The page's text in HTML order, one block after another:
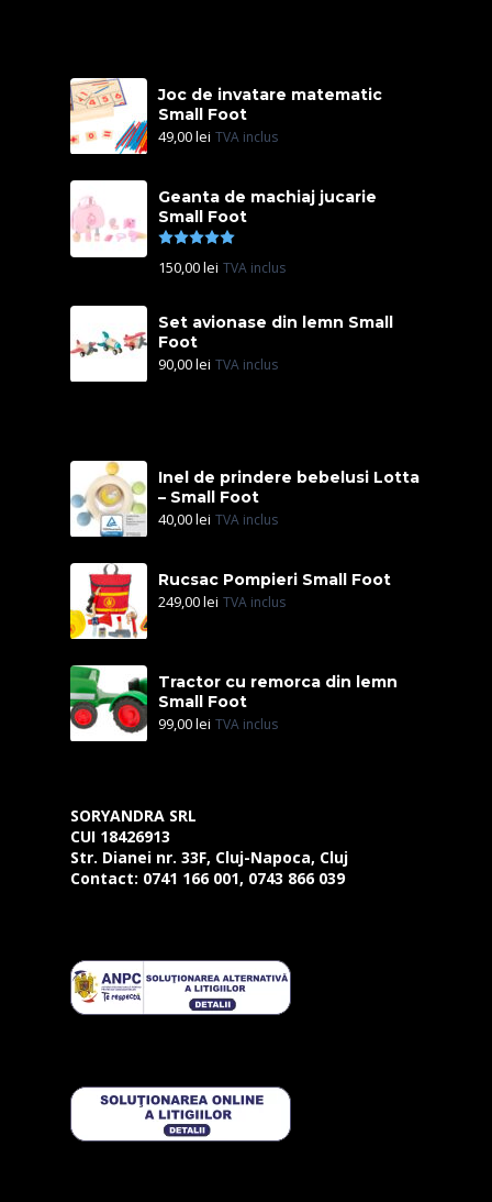
Joc de invatare matematic
Small Foot
49,00lei TVA inclus
Geanta de machiaj jucarie
Small Foot
150,00lei TVA inclus
Set avionase din lemn Small
Foot
90,00lei TVA inclus
Inel de prindere bebelusi Lotta
– Small Foot
40,00lei TVA inclus
Rucsac Pompieri Small Foot
249,00lei TVA inclus
Tractor cu remorca din lemn
Small Foot
99,00lei TVA inclus
SORYANDRA SRL
CUI 18426913
Str. Dianei nr. 33F, Cluj-Napoca, Cluj
Contact: 0741 166 001, 0743 866 039